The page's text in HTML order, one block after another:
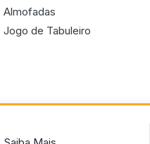
Almofadas
Jogo de Tabuleiro